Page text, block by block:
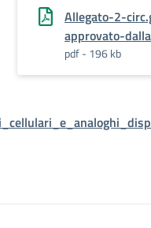
Allegato-2-
approvato-
pdf - 196 kb